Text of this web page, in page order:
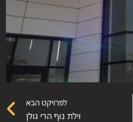
לפרויקט הבא
וילת נוף הרי גולן